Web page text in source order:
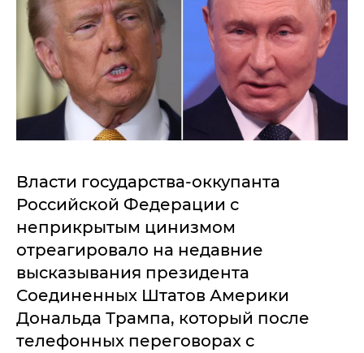
Власти государства-оккупанта
Российской Федерации с
неприкрытым цинизмом
отреагировало на недавние
высказывания президента
Соединенных Штатов Америки
Дональда Трампа, который после
телефонных переговорах с